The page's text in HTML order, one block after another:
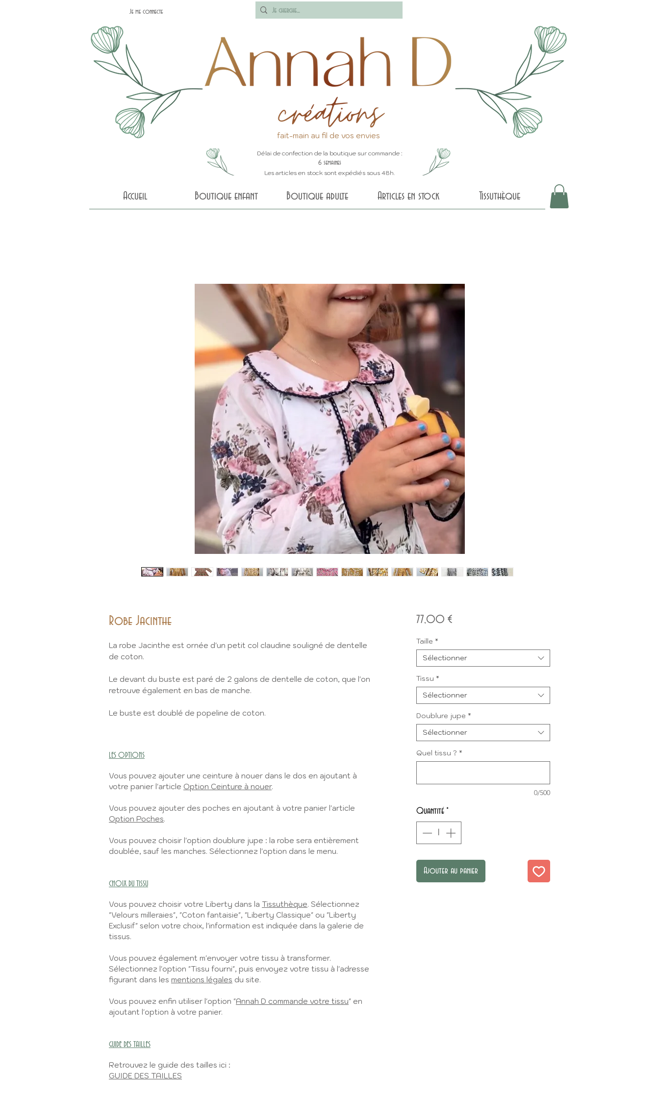
Je me connecte
fait-main au fil de vos envies
Délai de confection de la boutique sur commande :
6 semaines
Les articles en stock sont expédiés sous 48h.
Accueil Boutique enfant Boutique adulte Articles en stock Tissuthèque
Robe Jacinthe
La robe Jacinthe est ornée d'un petit col claudine souligné de dentelle
de coton.
Le devant du buste est paré de 2 galons de dentelle de coton, que l'on
retrouve également en bas de manche.
Le buste est doublé de popeline de coton.
LES OPTIONS
Vous pouvez ajouter une ceinture à nouer dans le dos en ajoutant à
votre panier l'article Option Ceinture à nouer.
Vous pouvez ajouter des poches en ajoutant à votre panier l'article
Option Poches.
Vous pouvez choisir l'option doublure jupe : la robe sera entièrement
doublée, sauf les manches. Sélectionnez l'option dans le menu.
CHOIX DU TISSU
Vous pouvez choisir votre Liberty dans la Tissuthèque. Sélectionnez
"Velours milleraies", "Coton fantaisie", "Liberty Classique" ou "Liberty
Exclusif" selon votre choix, l'information est indiquée dans la galerie de
tissus.
Vous pouvez également m'envoyer votre tissu à transformer.
Sélectionnez l'option "Tissu fourni", puis envoyez votre tissu à l'adresse
figurant dans les mentions légales du site.
Vous pouvez enfin utiliser l'option "Annah D commande votre tissu" en
ajoutant l'option à votre panier.
GUIDE DES TAILLES
Retrouvez le guide des tailles ici :
GUIDE DES TAILLES
77,00 €Prix
Taille *
Sélectionner
Tissu *
Sélectionner
Doublure jupe *
Sélectionner
Quel tissu ? *
0/500
Quantité *
Ajouter au panier